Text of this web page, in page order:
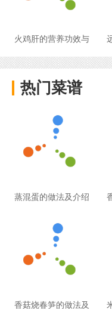
火鸡肝的营养功效与
热门菜谱
蒸混蛋的做法及介绍
香菇烧春笋的做法及